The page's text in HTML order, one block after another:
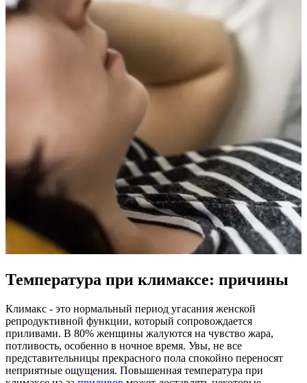
Температура при климаксе: причины
Климакс - это нормальный период угасания женской
репродуктивной функции, который сопровождается
приливами. В 80% женщины жалуются на чувство жара,
потливость, особенно в ночное время. Увы, не все
представительницы прекрасного пола спокойно переносят
неприятные ощущения. Повышенная температура при